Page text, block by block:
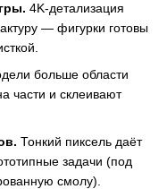
4K-детализация
— фигурки готовы
больше области
части и склеивают
Тонкий пиксель даёт
задачи (под
смолу).